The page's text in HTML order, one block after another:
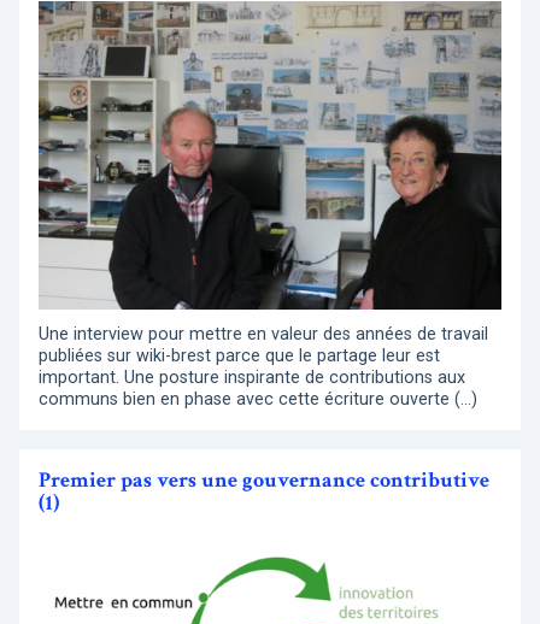
Une interview pour mettre en valeur des années de travail
publiées sur wiki-brest parce que le partage leur est
important. Une posture inspirante de contributions aux
communs bien en phase avec cette écriture ouverte (…)
Premier pas vers une gouvernance contributive
(1)